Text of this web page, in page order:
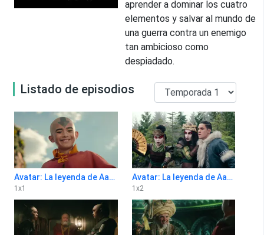
aprender a dominar los cuatro
elementos y salvar al mundo de
una guerra contra un enemigo
tan ambicioso como
despiadado.
Listado de episodios
Avatar: La leyenda de Aang 1x1
1 x1
Avatar: La leyenda de Aang 1x2
1 x2